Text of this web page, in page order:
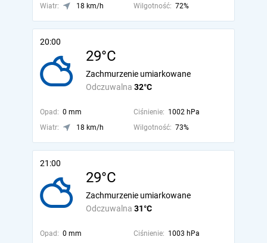
Wiatr:
18 km/h Wilgotność: 72%
20:00
29°C
Odczuwalna 32°C
Zachmurzenie umiarkowane
Opad: 0 mm Ciśnienie: 1002 hPa
Wiatr:
18 km/h Wilgotność: 73%
21:00
29°C
Odczuwalna 31°C
Zachmurzenie umiarkowane
Opad: 0 mm Ciśnienie: 1003 hPa